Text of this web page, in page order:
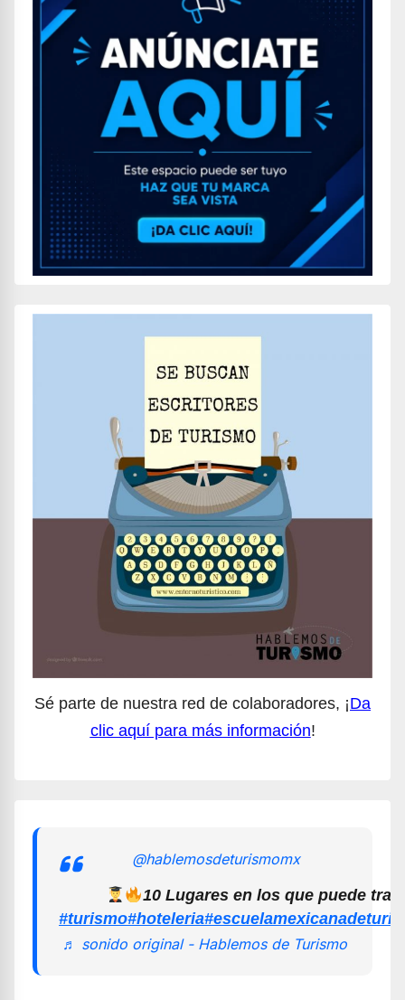
Sé parte de nuestra red de colaboradores, ¡Da
clic aquí para más información!
@hablemosdeturismomx
10 Lugares en los que puede
#turismo#hoteleria
♬ sonido original - Hablemos de Turismo